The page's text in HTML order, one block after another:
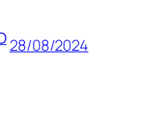
28/08/2024